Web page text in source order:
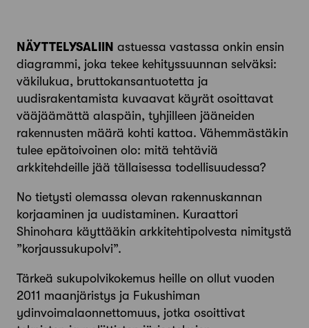
NÄYTTELYSALIIN astuessa vastassa onkin ensin
diagrammi, joka tekee kehityssuunnan selväksi:
väkilukua, bruttokansantuotetta ja
uudisrakentamista kuvaavat käyrät osoittavat
vääjäämättä alaspäin, tyhjilleen jääneiden
rakennusten määrä kohti kattoa. Vähemmästäkin
tulee epätoivoinen olo: mitä tehtäviä
arkkitehdeille jää tällaisessa todellisuudessa?
No tietysti olemassa olevan rakennuskannan
korjaaminen ja uudistaminen. Kuraattori
Shinohara käyttääkin arkkitehtipolvesta nimitystä
”korjaussukupolvi”.
Tärkeä sukupolvikokemus heille on ollut vuoden
2011 maanjäristys ja Fukushiman
ydinvoimalaonnettomuus, jotka osoittivat